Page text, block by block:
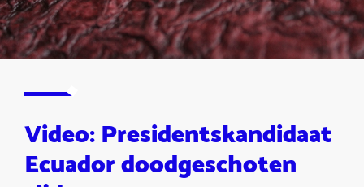
Video: Presidentskandidaat
Ecuador doodgeschoten